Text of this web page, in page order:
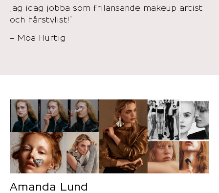
jag idag jobba som frilansande makeup artist
och hårstylist!”
– Moa Hurtig
Amanda Lund